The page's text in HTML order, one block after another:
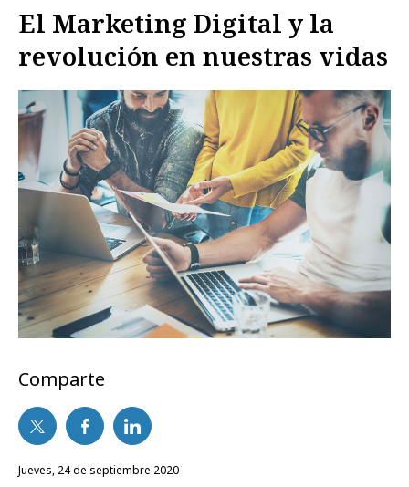
El Marketing Digital y la
revolución en nuestras vidas
Comparte
jueves, 24 de septiembre 2020